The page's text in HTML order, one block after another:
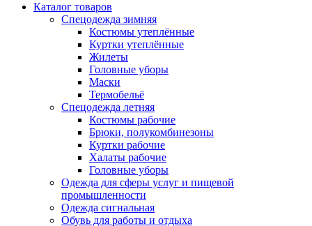
Каталог товаров
Спецодежда зимняя
Костюмы утеплённые
Куртки утеплённые
Жилеты
Головные уборы
Маски
Термобельё
Спецодежда летняя
Костюмы рабочие
Брюки, полукомбинезоны
Куртки рабочие
Халаты рабочие
Головные уборы
Одежда для сферы услуг и пищевой
промышленности
Одежда сигнальная
Обувь для работы и отдыха